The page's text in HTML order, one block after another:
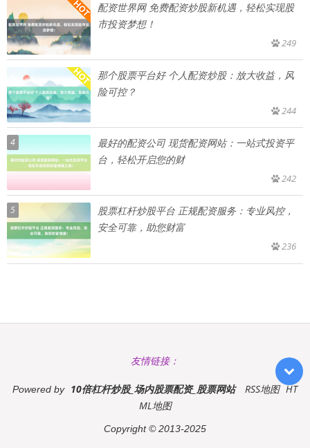
配资世界网 免费配资炒股新机遇，轻松实现股
市投资梦想！
249
那个股票平台好 个人配资炒股：放大收益，风
险可控？
244
4
最好的配资公司 现货配资网站：一站式投资平
台，轻松开启您的财
242
5
股票杠杆炒股平台 正规配资服务：专业风控，
安全可靠，助您财富
236
友情链接：
Powered by 10倍杠杆炒股_场内股票配资_股票网站 RSS地图 HT
ML地图
Copyright© 2013-2025